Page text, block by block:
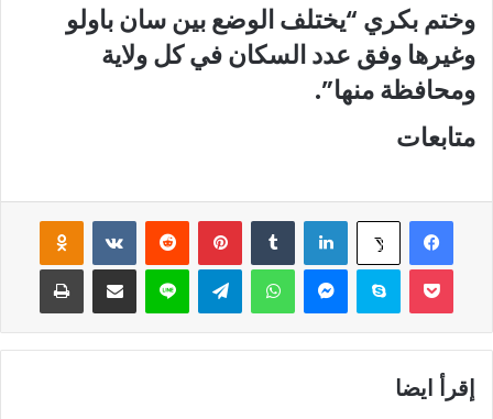
وختم بكري “يختلف الوضع بين سان باولو
وغيرها وفق عدد السكان في كل ولاية
ومحافظة منها”.
متابعات
فيسبوك ‫X لينكدإن بينتيريست
سكايب واتساب لاين
إقرأ ايضا